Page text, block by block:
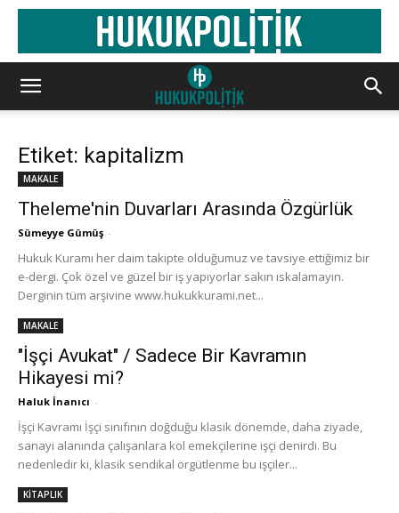
Etiket: kapitalizm
MAKALE
Theleme'nin Duvarları Arasında Özgürlük
Sümeyye Gümüş -
Hukuk Kuramı her daim takipte olduğumuz ve tavsiye ettiğimiz bir
e-dergi. Çok özel ve güzel bir iş yapıyorlar sakın ıskalamayın.
Derginin tüm arşivine www.hukukkurami.net...
MAKALE
"İşçi Avukat" / Sadece Bir Kavramın
Hikayesi mi?
Haluk İnanıcı -
İşçi Kavramı İşçi sınıfının doğduğu klasik dönemde, daha ziyade,
sanayi alanında çalışanlara kol emekçilerine işçi denirdi. Bu
nedenledir ki, klasik sendikal örgütlenme bu işçiler...
KİTAPLIK